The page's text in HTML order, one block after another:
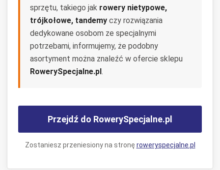
sprzętu, takiego jak rowery nietypowe,
trójkołowe, tandemy czy rozwiązania
dedykowane osobom ze specjalnymi
potrzebami, informujemy, że podobny
asortyment można znaleźć w ofercie sklepu
RowerySpecjalne.pl.
Przejdź do RowerySpecjalne.pl
Zostaniesz przeniesiony na stronę roweryspecjalne.pl